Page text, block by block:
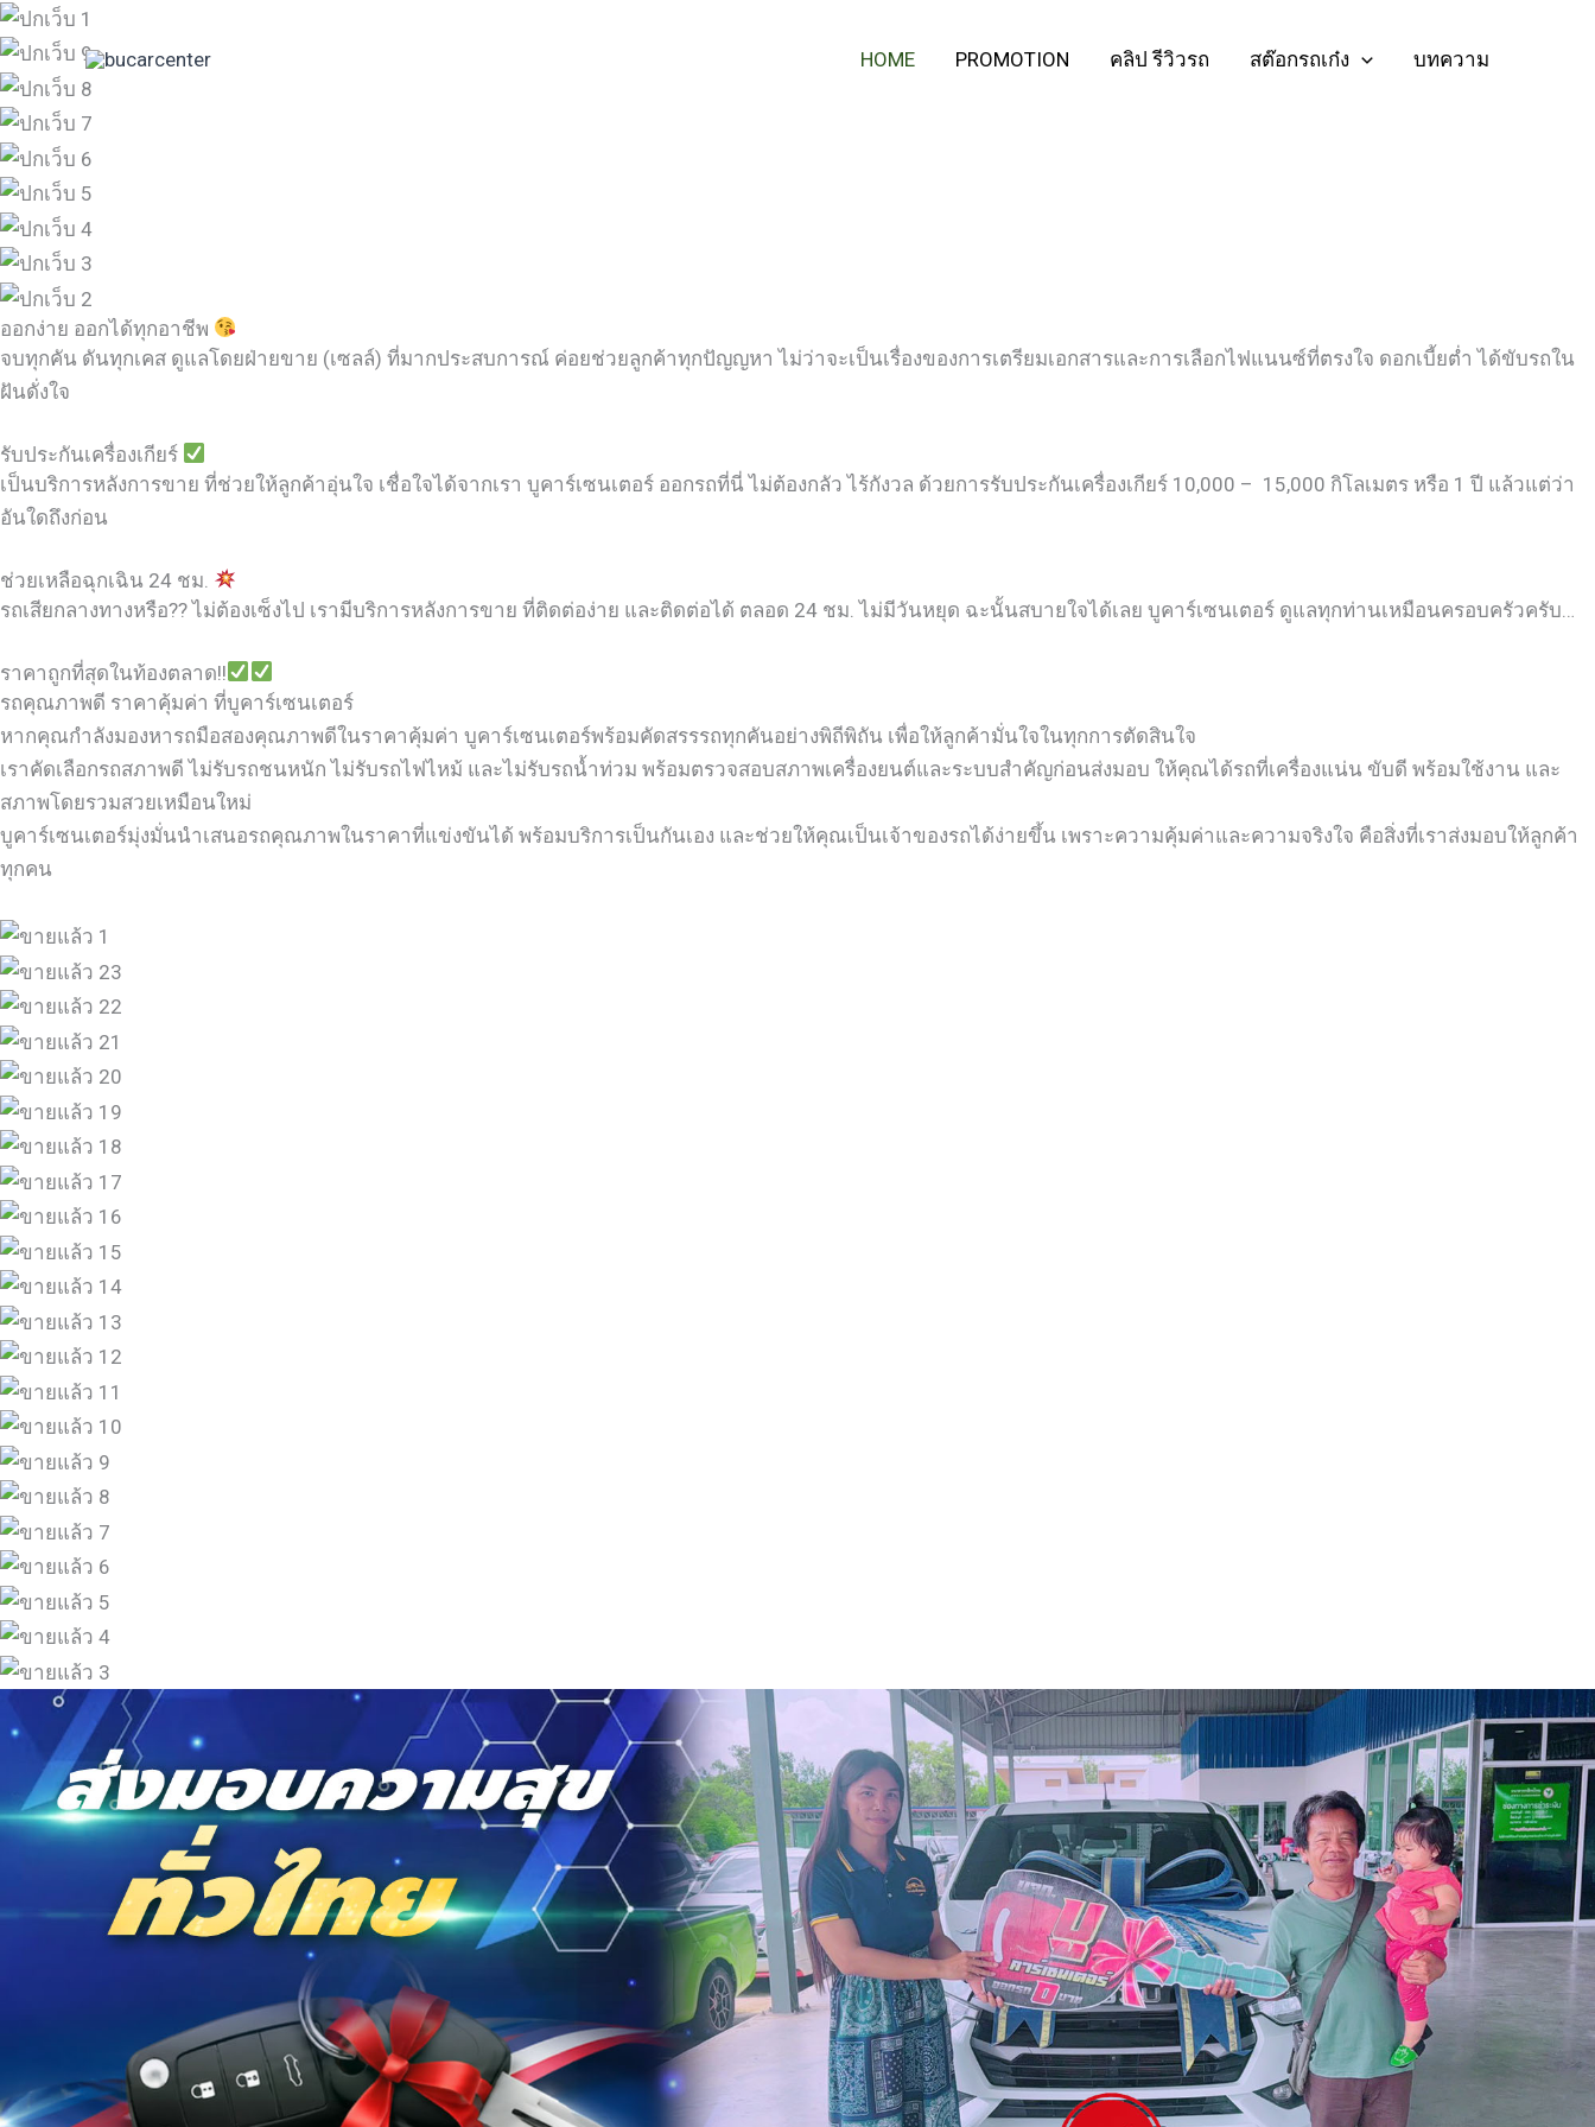
Skip
to
content
HOME PROMOTION คลิป รีวิวรถ สต๊อกรถเก๋ง บทความ
ออกง่าย ออกได้ทุกอาชีพ
จบทุกคัน ดันทุกเคส ดูแลโดยฝ่ายขาย (เซลล์) ที่มากประสบการณ์ ค่อยช่วยลูกค้าทุกปัญญหา ไม่ว่าจะเป็นเรื่องของการเตรียมเอกสารและการเลือกไฟแนนซ์ที่ตรงใจ ดอกเบี้ยต่ำ ได้ขับรถใน
ฝันดั่งใจ
รับประกันเครื่องเกียร์
เป็นบริการหลังการขาย ที่ช่วยให้ลูกค้าอุ่นใจ เชื่อใจได้จากเรา บูคาร์เซนเตอร์ ออกรถที่นี่ ไม่ต้องกลัว ไร้กังวล ด้วยการรับประกันเครื่องเกียร์ 10,000 – 15,000 กิโลเมตร หรือ 1 ปี แล้วแต่ว่า
อันใดถึงก่อน
ช่วยเหลือฉุกเฉิน 24 ชม.
รถเสียกลางทางหรือ?? ไม่ต้องเซ็งไป เรามีบริการหลังการขาย ที่ติดต่อง่าย และติดต่อได้ ตลอด 24 ชม. ไม่มีวันหยุด ฉะนั้นสบายใจได้เลย บูคาร์เซนเตอร์ ดูแลทุกท่านเหมือนครอบครัวครับ…
ราคาถูกที่สุดในท้องตลาด!!
รถคุณภาพดี ราคาคุ้มค่า ที่บูคาร์เซนเตอร์
หากคุณกำลังมองหารถมือสองคุณภาพดีในราคาคุ้มค่า บูคาร์เซนเตอร์พร้อมคัดสรรรถทุกคันอย่างพิถีพิถัน เพื่อให้ลูกค้ามั่นใจในทุกการตัดสินใจ
เราคัดเลือกรถสภาพดี ไม่รับรถชนหนัก ไม่รับรถไฟไหม้ และไม่รับรถน้ำท่วม พร้อมตรวจสอบสภาพเครื่องยนต์และระบบสำคัญก่อนส่งมอบ ให้คุณได้รถที่เครื่องแน่น ขับดี พร้อมใช้งาน และ
สภาพโดยรวมสวยเหมือนใหม่
บูคาร์เซนเตอร์มุ่งมั่นนำเสนอรถคุณภาพในราคาที่แข่งขันได้ พร้อมบริการเป็นกันเอง และช่วยให้คุณเป็นเจ้าของรถได้ง่ายขึ้น เพราะความคุ้มค่าและความจริงใจ คือสิ่งที่เราส่งมอบให้ลูกค้า
ทุกคน